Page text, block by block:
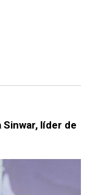
líder de